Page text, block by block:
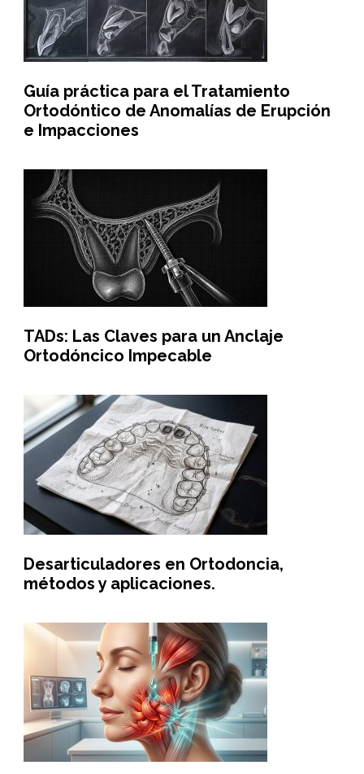
Guía práctica para el Tratamiento
Ortodóntico de Anomalías de Erupción
e Impacciones
TADs: Las Claves para un Anclaje
Ortodóncico Impecable
Desarticuladores en Ortodoncia,
métodos y aplicaciones.